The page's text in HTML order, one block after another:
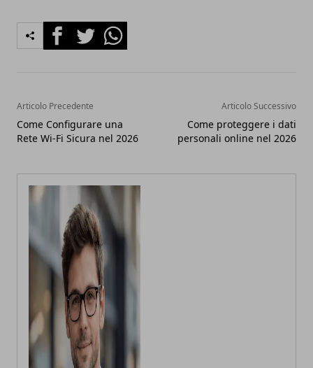
FacebookTwitterWhatsapp
Articolo Precedente
Come Configurare una
Rete Wi-Fi Sicura nel 2026
Articolo Successivo
Come proteggere i dati
personali online nel 2026